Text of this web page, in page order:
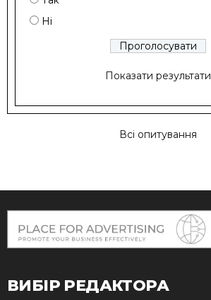
Ні
Показати результати
Всі опитування
ВИБІР РЕДАКТОРА